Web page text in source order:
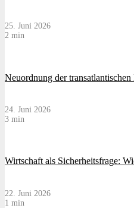
25. Juni 2026
2 min
Neuordnung der
24. Juni 2026
3 min
Wirtschaft als Sicherheitsfrage:
22. Juni 2026
1 min